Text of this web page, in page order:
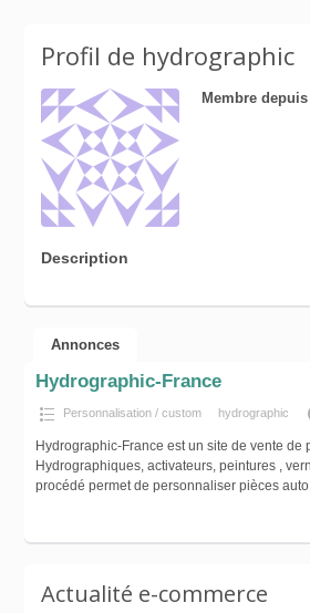
Profil de hydrographic
Membre depuis
Description
Annonces
Hydrographic-France
Personnalisation / custom hydrographic
Hydrographic-France est un site de vente de
Hydrographiques, activateurs, peintures ,
procédé permet de personnaliser pièces
Actualité e-commerce